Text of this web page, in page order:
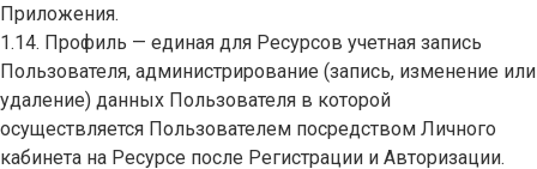
Приложения.
1.14. Профиль — единая для Ресурсов учетная запись
Пользователя, администрирование (запись, изменение или
удаление) данных Пользователя в которой
осуществляется Пользователем посредством Личного
кабинета на Ресурсе после Регистрации и Авторизации.